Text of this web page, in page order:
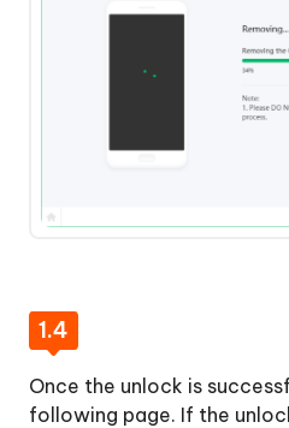
1.4
Once the unlock is
following page. If the